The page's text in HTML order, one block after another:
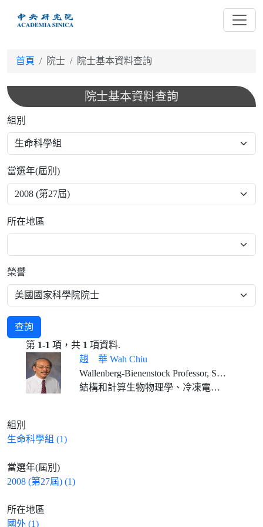
首頁 院士 院士基本資料查詢
院士基本資料查詢
組別
當選年(屆別)
所在地區
榮譽
查詢
第 1-1 項，共 1 項資料.
趙 華 Wah Chiu
Wallenberg-Bienenstock Professor, Stanford University Department of Bioengineering, Stanford University Department of Microbiology and Immunology, Stanford University Director of CryoEM and Bioimaging Division and Professor of Photon Science, SLAC National Accelerator Laboratory
結構和計算生物物理學、冷凍電子顯微術和冷凍電子斷層攝影
組別
生命科學組 (1)
當選年(屆別)
2008 (第27屆) (1)
所在地區
國外 (1)